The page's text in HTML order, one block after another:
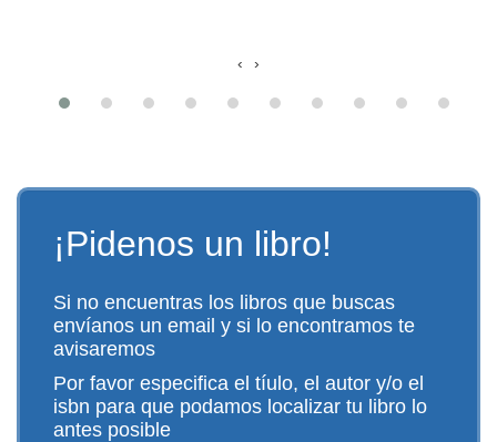
‹ ›
¡Pidenos un libro!
Si no encuentras los libros que buscas
envíanos un email y si lo encontramos te
avisaremos
Por favor especifica el tíulo, el autor y/o el
isbn para que podamos localizar tu libro lo
antes posible